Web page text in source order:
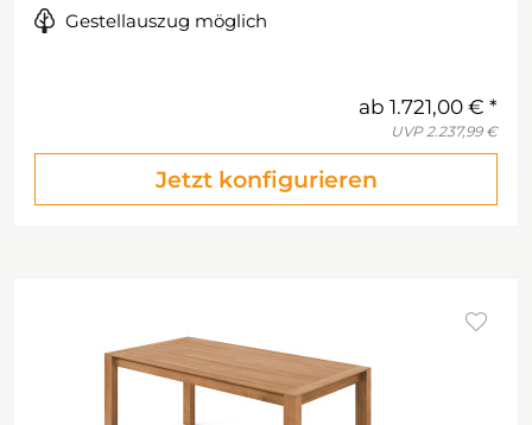
Gestellauszug möglich
ab 1.721,00 €
UVP 2.237,99 €
Jetzt konfigurieren